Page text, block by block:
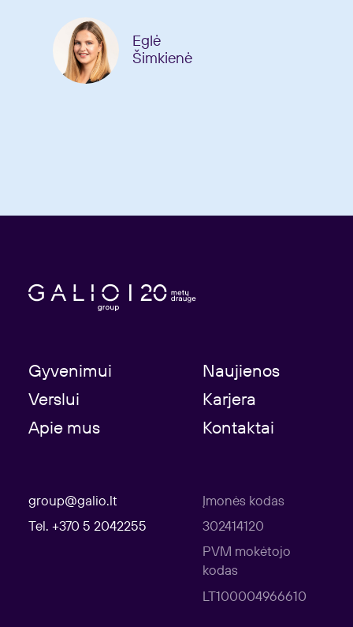
Eglė
Šimkienė
Gyvenimui
Naujienos
Verslui
Karjera
Apie mus
Kontaktai
group@galio.lt
Tel. +370 5 2042255
Įmonės kodas
302414120
PVM mokėtojo
kodas
LT100004966610